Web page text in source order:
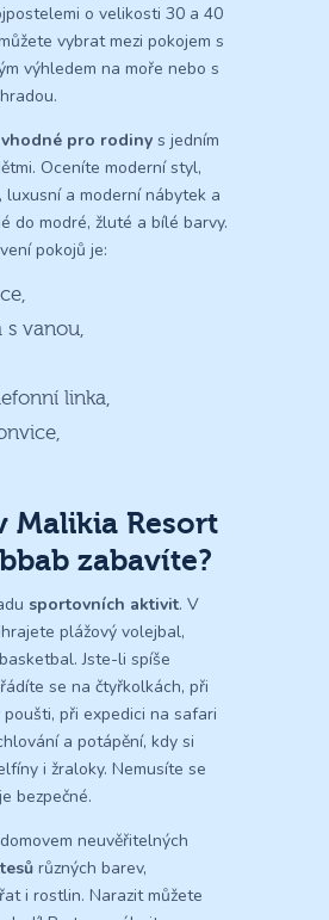
o velikosti 30 a 40
vybrat mezi pokojem s
výhledem na moře nebo s
vhodné pro rodiny s jedním
Oceníte moderní styl,
a moderní nábytek a
do modré, žluté a bílé barvy.
pokojů je:
vanou,
linka,
Malikia Resort
zabavíte?
sportovních aktivit. V
plážový volejbal,
Jste-li spíše
se na čtyřkolkách, při
poušti, při expedici na safari
a potápění, kdy si
i žraloky. Nemusíte se
bezpečné.
neuvěřitelných
různých barev,
i rostlin. Narazit můžete